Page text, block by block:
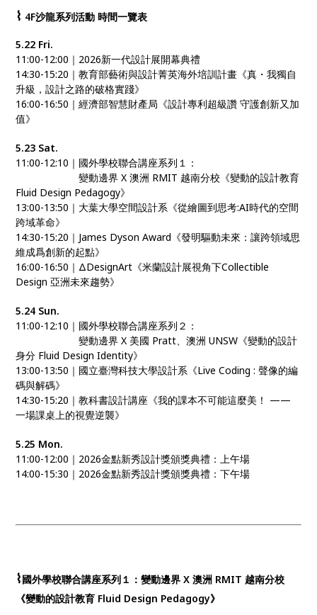
⌇ 4F沙龍系列活動 時間一覽表
5.22 Fri.
11:00-12:00｜2026新一代設計展開幕典禮
14:30-15:20｜教育部藝術與設計菁英海外培訓計畫《真・我獨自
升級，設計之路的破格實踐》
16:00-16:50｜經濟部智慧財產局《設計專利超級讚 守護創新又加
值》
5.23 Sat.
11:00-12:10｜國外學校聯合講座系列１：
11:00-12:10｜變動邊界 X 澳洲 RMIT 越南分校《變動的設計教育
Fluid Design Pedagogy》
13:00-13:50｜大葉大學空間設計系《從繪圖到思考:AI時代的空間
跨域革命》
14:30-15:20｜James Dyson Award《發明驅動未來：讓跨領域思
維成爲創新的起點》
16:00-16:50｜ΔDesignArt《米蘭設計展視角下Collectible
Design 亞洲未來趨勢》
5.24 Sun.
11:00-12:10｜國外學校聯合講座系列２：
11:00-12:10｜變動邊界 X 美國 Pratt、澳洲 UNSW《變動的設計
身分 Fluid Design Identity》
13:00-13:50｜國立臺灣科技大學設計系《Live Coding : 聲像的編
碼與解碼》
14:30-15:20｜教科書設計講座《我的課本不可能這麼美！ ——
一場課桌上的視覺逆襲》
5.25 Mon.
11:00-12:00｜2026金點新秀設計獎頒獎典禮：上午場
14:00-15:30｜2026金點新秀設計獎頒獎典禮：下午場
⌇國外學校聯合講座系列１：變動邊界 X 澳洲 RMIT 越南分校
《變動的設計教育 Fluid Design Pedagogy》